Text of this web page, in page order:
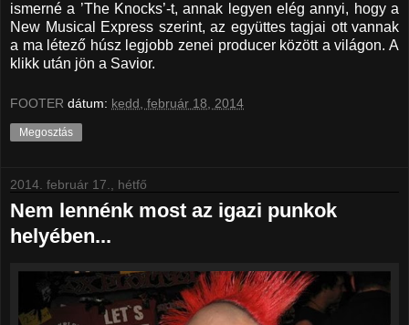
ismerné a ’The Knocks’-t, annak legyen elég annyi, hogy a
New Musical Express szerint, az együttes tagjai ott vannak
a ma létező húsz legjobb zenei producer között a világon. A
klikk után jön a Savior.
FOOTER dátum: kedd, február 18, 2014
Megosztás
2014. február 17., hétfő
Nem lennénk most az igazi punkok
helyében...